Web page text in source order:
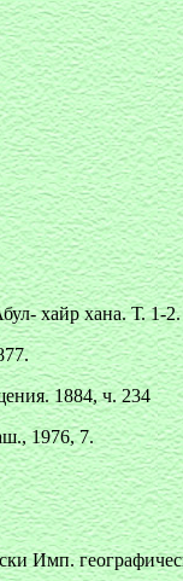
хайр хана. Т. 1-
1884, ч. 234
1976, 7.
Имп.